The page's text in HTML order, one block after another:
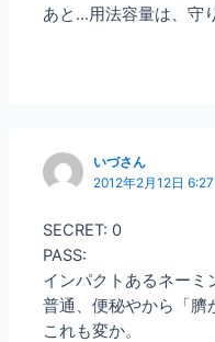
あと…用法容量は、守
いづさん
2012年2月12日
SECRET: 0
PASS:
インパクトあるネーミ
普通、便秘やから「臍
これも変か。